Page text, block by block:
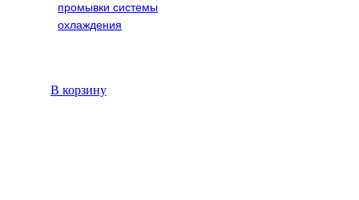
промывки системы
охлаждения
В корзину